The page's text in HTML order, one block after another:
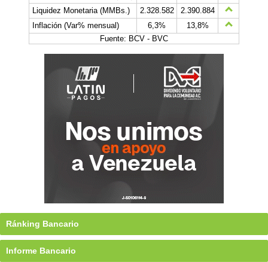
Liquidez Monetaria (MMBs.)
2.328.582
2.390.884
Inflación (Var% mensual)
6,3%
13,8%
Fuente: BCV - BVC
Ránking Bancario
Informe Bancario